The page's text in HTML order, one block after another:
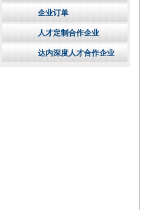
企业订单
人才定制合作企业
达内深度人才合作企业